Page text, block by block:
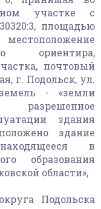
участке с
площадью
ориентира,
почтовый
г. Подольск, ул.
- «земли
здания
здание
в
образования
области»,
Подольска